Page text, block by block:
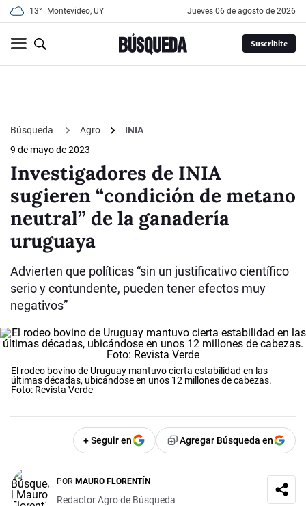
13° Montevideo, UY jueves 06 de agosto de 2026
Suscribite
Búsqueda Agro
INIA
9 de mayo de 2023
Investigadores de INIA
sugieren “condición de metano
neutral” de la ganadería
uruguaya
Advierten que políticas “sin un justificativo científico
serio y contundente, pueden tener efectos muy
negativos”
El rodeo bovino de Uruguay mantuvo cierta estabilidad en las
últimas décadas, ubicándose en unos 12 millones de cabezas.
Foto: Revista Verde
+ Seguir en Agregar Búsqueda en
POR MAURO FLORENTÍN
Redactor Agro de Búsqueda